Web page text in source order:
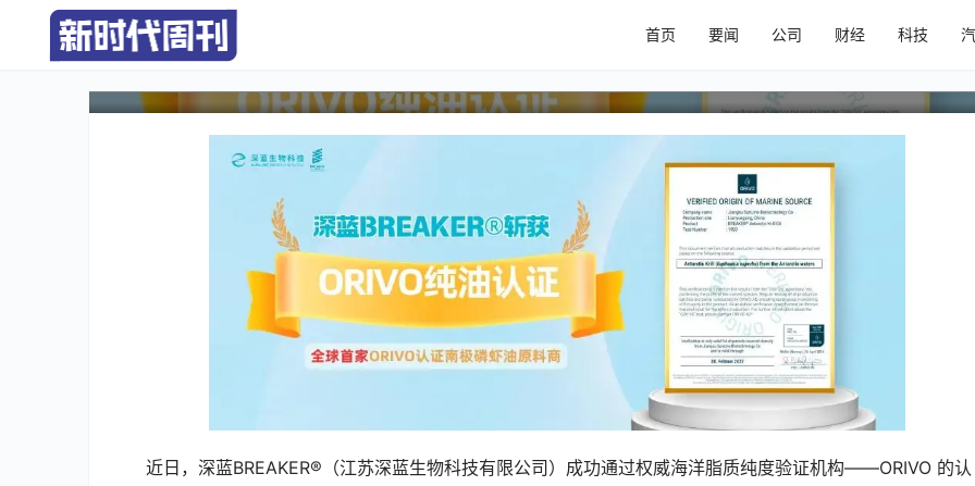
首页 要闻 公司 财经 科技
深蓝BREAKER：全球首家ORIVO认证南极磷虾油原料商，树立
品质新标杆
近日，深蓝BREAKER®（江苏深蓝生物科技有限公司）成功通过权威海洋脂质纯度验证机构——ORIVO 的认